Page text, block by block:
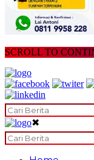
SCROLL TO
✖